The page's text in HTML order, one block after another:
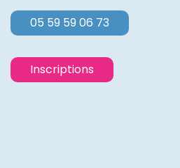
05 59 59 06 73
Inscriptions